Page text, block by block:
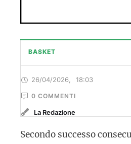
BASKET
26/04/2026, 18:03
0 COMMENTI
La Redazione
Secondo successo